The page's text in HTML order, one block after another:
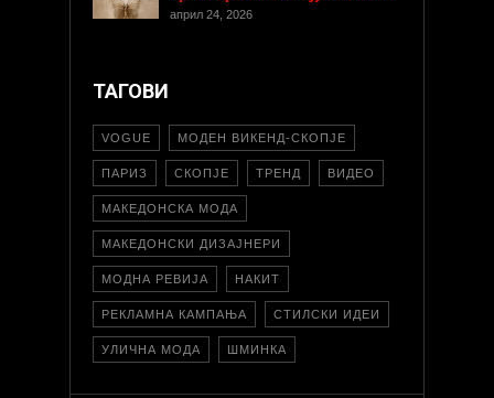
април 24, 2026
ТАГОВИ
VOGUE МОДЕН ВИКЕНД-СКОПЈЕ
ПАРИЗ СКОПЈЕ ТРЕНД ВИДЕО
МАКЕДОНСКА МОДА
МАКЕДОНСКИ ДИЗАЈНЕРИ
МОДНА РЕВИЈА НАКИТ
РЕКЛАМНА КАМПАЊА СТИЛСКИ ИДЕИ
УЛИЧНА МОДА ШМИНКА